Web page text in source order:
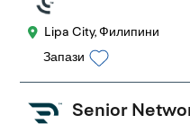
Lipa City, Филипини
Запази
Senior